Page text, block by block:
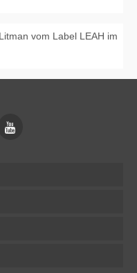
vom Label LEAH im